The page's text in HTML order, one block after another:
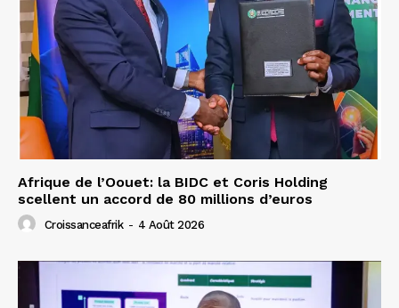
Afrique de l’Oouet: la BIDC et Coris Holding
scellent un accord de 80 millions d’euros
Croissanceafrik - 4 Août 2026